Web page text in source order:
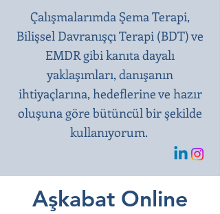
Çalışmalarımda Şema Terapi,
Bilişsel Davranışçı Terapi (BDT) ve
EMDR gibi kanıta dayalı
yaklaşımları, danışanın
ihtiyaçlarına, hedeflerine ve hazır
oluşuna göre bütüncül bir şekilde
kullanıyorum.
Aşkabat Online